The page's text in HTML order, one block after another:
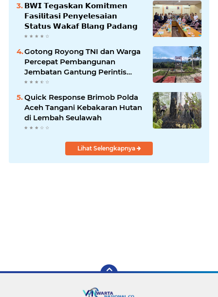
𝗕𝗪𝗜 𝗧𝗲𝗴𝗮𝘀𝗸𝗮𝗻 𝗞𝗼𝗺𝗶𝘁𝗺𝗲𝗻
𝗙𝗮𝘀𝗶𝗹𝗶𝘁𝗮𝘀𝗶 𝗣𝗲𝗻𝘆𝗲𝗹𝗲𝘀𝗮𝗶𝗮𝗻
𝗦𝘁𝗮𝘁𝘂𝘀 𝗪𝗮𝗸𝗮𝗳 𝗕𝗹𝗮𝗻𝗴 𝗣𝗮𝗱𝗮𝗻𝗴
Gotong Royong TNI dan Warga
Percepat Pembangunan
Jembatan Gantung Perintis
Kuta Ujung Aceh Tenggara
Quick Response Brimob Polda
Aceh Tangani Kebakaran Hutan
di Lembah Seulawah
Lihat Selengkapnya